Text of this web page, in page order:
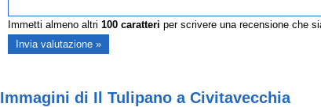
Immetti almeno altri 100caratteri per scrivere una recensione che
Immagini di Il Tulipano a Civitavecchia